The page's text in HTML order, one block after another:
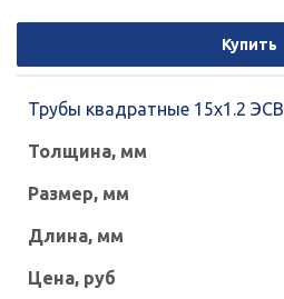
Купить
Трубы квадратные 15х1.2 ЭСВ